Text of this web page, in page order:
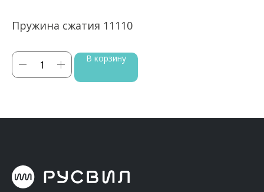
Пружина сжатия 11110
В корзину